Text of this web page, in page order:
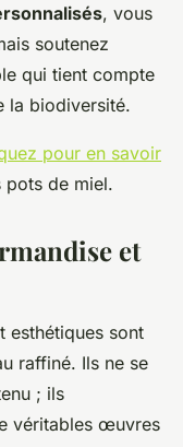
, vous
soutenez
qui tient compte
la biodiversité.
pour en savoir
pots de miel.
et
esthétiques sont
raffiné. Ils ne se
; ils
véritables œuvres